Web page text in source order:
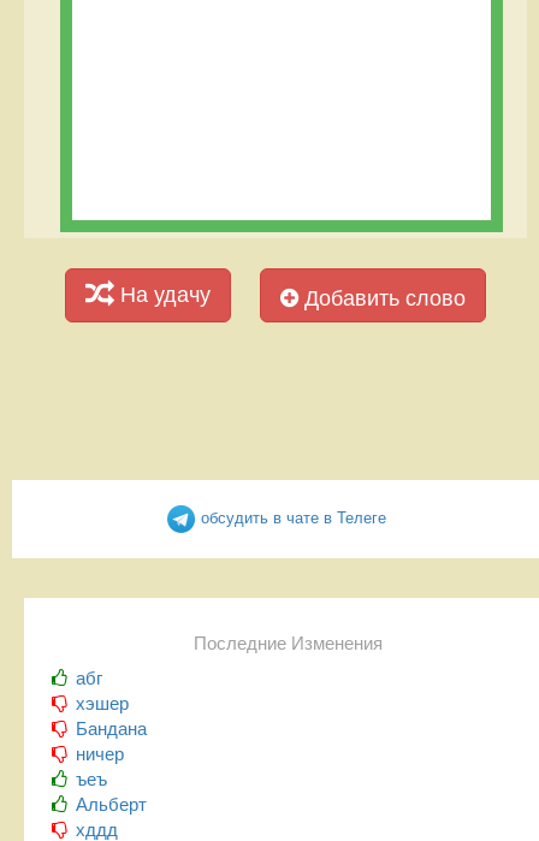
На удачу Добавить слово
обсудить в чате в Телеге
Последние Изменения
абг
хэшер
Бандана
ничер
ъеъ
Альберт
хддд